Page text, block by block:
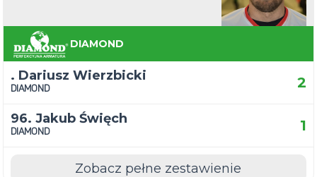
DIAMOND
. Dariusz Wierzbicki
DIAMOND 2
96. Jakub Święch
DIAMOND 1
Zobacz pełne zestawienie